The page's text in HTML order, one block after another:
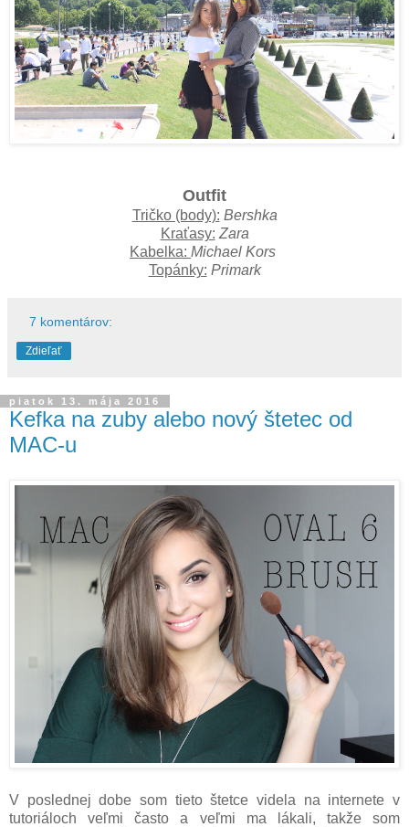
Outfit
Tričko (body): Bershka
Kraťasy: Zara
Kabelka: Michael Kors
Topánky: Primark
7 komentárov:
Zdieľať
piatok 13. mája 2016
Kefka na zuby alebo nový štetec od
MAC-u
V poslednej dobe som tieto štetce videla na internete v
tutoriáloch veľmi často a veľmi ma lákali, takže som